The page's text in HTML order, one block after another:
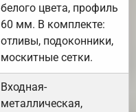
белого цвета, профиль
60 мм. В комплекте:
отливы, подоконники,
москитные сетки.
Входная-
металлическая,